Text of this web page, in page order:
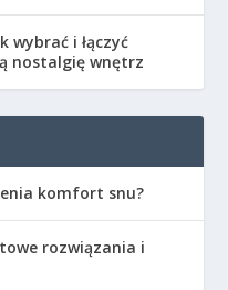
wybrać i łączyć
nostalgię wnętrz
komfort snu?
rozwiązania i